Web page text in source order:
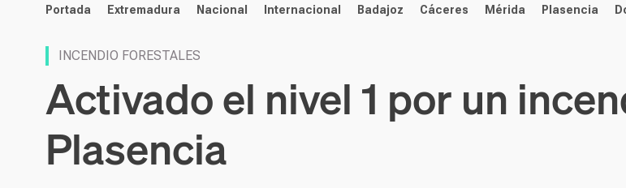
Portada Extremadura Nacional Internacional Badajoz Cáceres Mérida Plasencia
INCENDIO FORESTALES
Activado el nivel 1 por un
Plasencia